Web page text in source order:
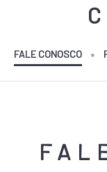
SHOPPINGS DA
FALE CONOSCO